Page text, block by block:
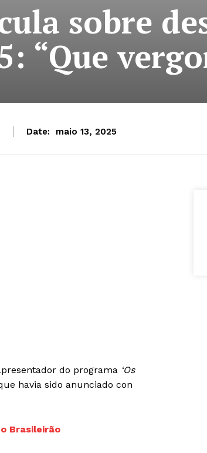
sobre
“Que
Date: maio 13, 2025
do programa ‘Os
havia sido anunciado con
Brasileirão